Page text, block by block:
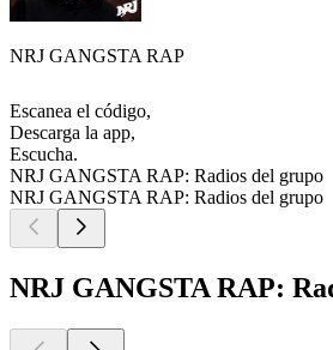
NRJ GANGSTA RAP
Escanea el código,
Descarga la app,
Escucha.
NRJ GANGSTA RAP: Radios del grupo
NRJ GANGSTA RAP: Radios del grupo
NRJ GANGSTA RAP: